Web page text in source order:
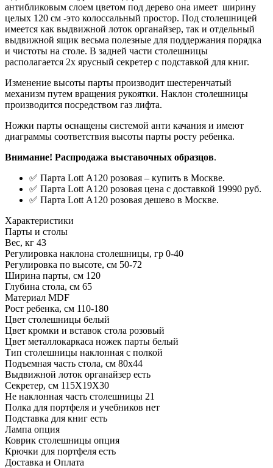
антибликовым слоем цветом под дерево она имеет ширину
целых 120 см -это колоссальный простор. Под столешницей
имеется как выдвижной лоток органайзер, так и отдельный
выдвижной ящик весьма полезные для поддержания порядка
и чистоты на столе. В задней части столешницы
располагается 2х ярусный секретер с подставкой для книг.
Изменение высоты парты производит шестеренчатый
механизм путем вращения рукоятки. Наклон столешницы
производится посредством газ лифта.
Ножки парты оснащены системой анти качания и имеют
диаграммы соответствия высоты парты росту ребенка.
Внимание! Распродажа выставочных образцов.
✅ Парта Lott А120 розовая – купить в Москве.
✅ Парта Lott А120 розовая цена с доставкой 19990 руб.
✅ Парта Lott А120 розовая дешево в Москве.
Характеристики
Парты и столы
Вес, кг 43
Регулировка наклона столешницы, гр 0-40
Регулировка по высоте, см 50-72
Ширина парты, см 120
Глубина стола, см 65
Материал MDF
Рост ребенка, см 110-180
Цвет столешницы белый
Цвет кромки и вставок стола розовый
Цвет металлокаркаса ножек парты белый
Тип столешницы наклонная с полкой
Подъемная часть стола, см 80x44
Выдвижной лоток органайзер есть
Секретер, см 115X19X30
Не наклонная часть столешницы 21
Полка для портфеля и учебников нет
Подставка для книг есть
Лампа опция
Коврик столешницы опция
Крючки для портфеля есть
Доставка и Оплата